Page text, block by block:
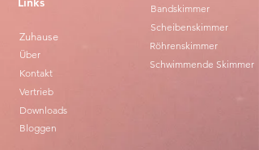
Zuhause
Über
Kontakt
Vertrieb
Downloads
Bloggen
Bandskimmer
Scheibenskimmer
Röhrenskimmer
Schwimmende Skimmer